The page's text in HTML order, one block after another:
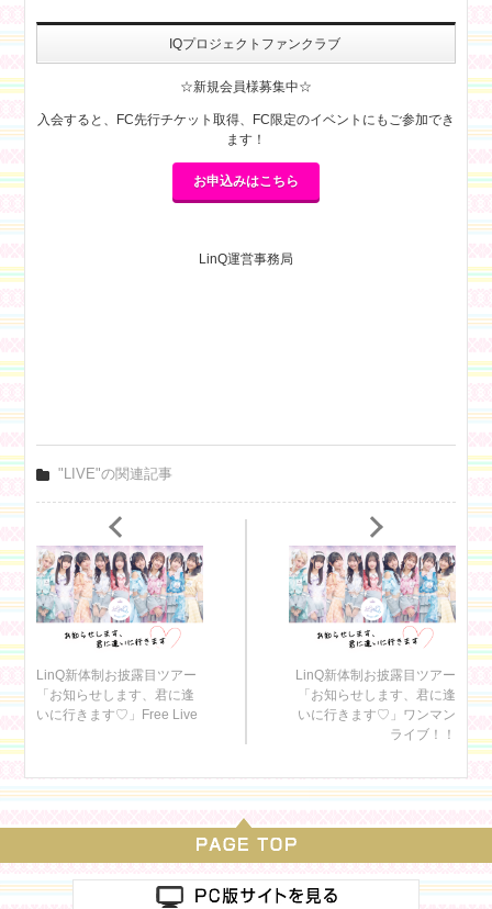
IQプロジェクトファンクラブ
☆新規会員様募集中☆
入会すると、FC先行チケット取得、FC限定のイベントにもご参加でき
ます！
お申込みはこちら
LinQ運営事務局
"LIVE"の関連記事
LinQ新体制お披露目ツアー
「お知らせします、君に逢
いに行きます♡」Free Live
LinQ新体制お披露目ツアー
「お知らせします、君に逢
いに行きます♡」ワンマン
ライブ！！